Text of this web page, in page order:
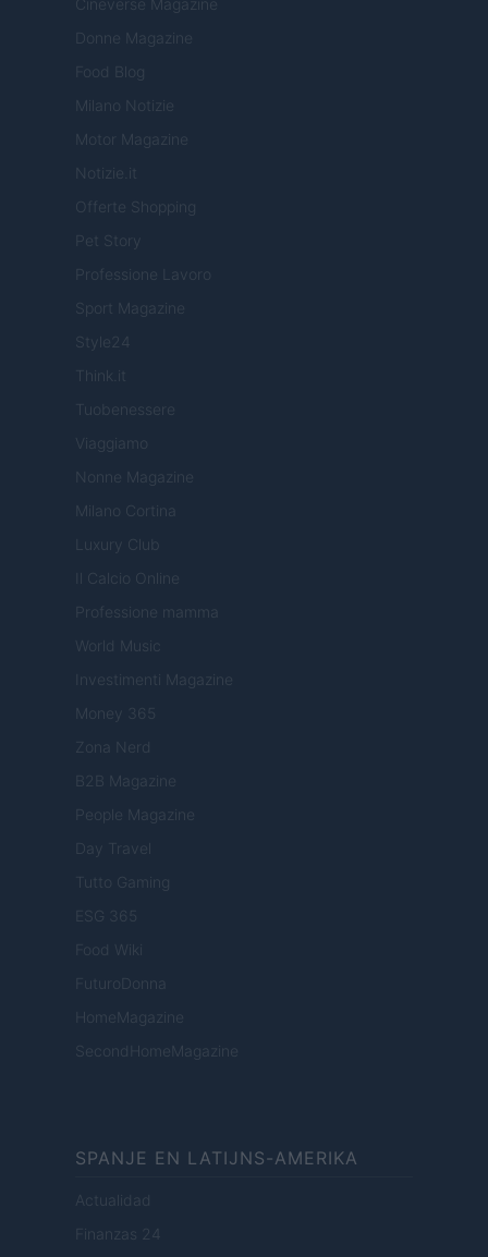
Cineverse Magazine
Donne Magazine
Food Blog
Milano Notizie
Motor Magazine
Notizie.it
Offerte Shopping
Pet Story
Professione Lavoro
Sport Magazine
Style24
Think.it
Tuobenessere
Viaggiamo
Nonne Magazine
Milano Cortina
Luxury Club
Il Calcio Online
Professione mamma
World Music
Investimenti Magazine
Money 365
Zona Nerd
B2B Magazine
People Magazine
Day Travel
Tutto Gaming
ESG 365
Food Wiki
FuturoDonna
HomeMagazine
SecondHomeMagazine
SPANJE EN LATIJNS-AMERIKA
Actualidad
Finanzas 24